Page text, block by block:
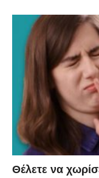
Θέλετε να